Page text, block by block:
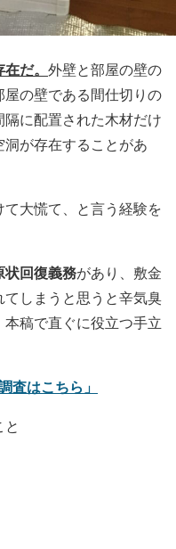
だ。 外壁と部屋の壁の
の壁である間仕切りの
に配置された木材だけ
が存在することがあ
大慌て、と言う経験を
状回復義務があり、敷金
しまうと思うと辛気臭
稿で直ぐに役立つ手立
査はこちら」